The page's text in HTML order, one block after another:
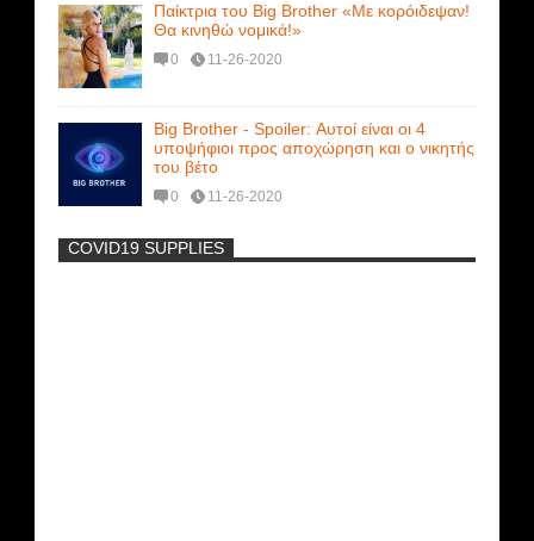
Παίκτρια του Big Brother «Με κορόιδεψαν!
Θα κινηθώ νομικά!»
0 11-26-2020
Big Brother - Spoiler: Αυτοί είναι οι 4
υποψήφιοι προς αποχώρηση και ο νικητής
του βέτο
0 11-26-2020
-
COVID19 SUPPLIES